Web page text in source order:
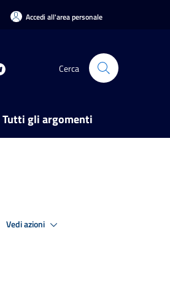
Accedi all'area personale
Cerca
Tutti gli argomenti
Vedi azioni